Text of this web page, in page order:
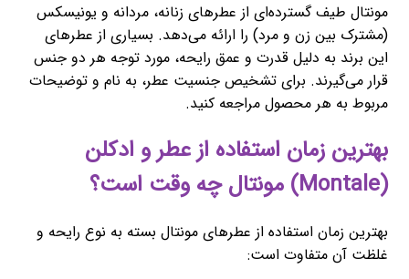
مونتال طیف گسترده‌ای از عطرهای زنانه، مردانه و یونیسکس
(مشترک بین زن و مرد) را ارائه می‌دهد. بسیاری از عطرهای
این برند به دلیل قدرت و عمق رایحه، مورد توجه هر دو جنس
قرار می‌گیرند. برای تشخیص جنسیت عطر، به نام و توضیحات
مربوط به هر محصول مراجعه کنید.
بهترین زمان استفاده از عطر و ادکلن
(Montale) مونتال چه وقت است؟
بهترین زمان استفاده از عطرهای مونتال بسته به نوع رایحه و
غلظت آن متفاوت است: